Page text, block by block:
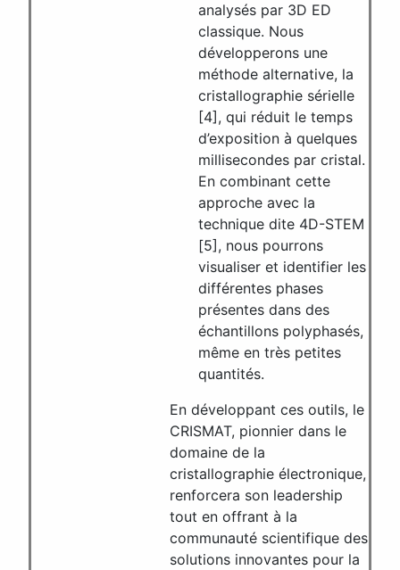
analysés par 3D ED
classique. Nous
développerons une
méthode alternative, la
cristallographie sérielle
[4], qui réduit le temps
d’exposition à quelques
millisecondes par cristal.
En combinant cette
approche avec la
technique dite 4D-STEM
[5], nous pourrons
visualiser et identifier les
différentes phases
présentes dans des
échantillons polyphasés,
même en très petites
quantités.
En développant ces outils, le
CRISMAT, pionnier dans le
domaine de la
cristallographie électronique,
renforcera son leadership
tout en offrant à la
communauté scientifique des
solutions innovantes pour la